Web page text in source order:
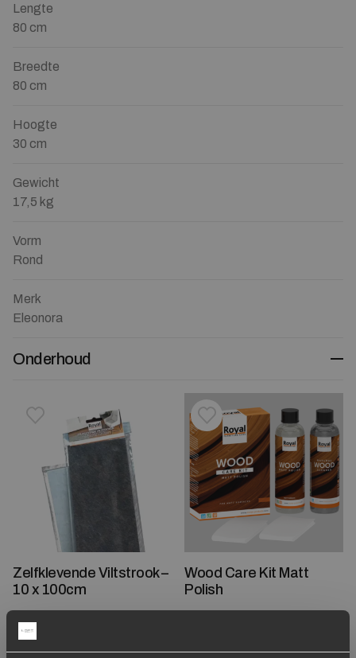
Lengte
80 cm
Breedte
80 cm
Hoogte
30 cm
Gewicht
17,5 kg
Vorm
Rond
Merk
Eleonora
Onderhoud
Toevoegen aan verlanglijstje
Verwijderen van verlanglijst
Zelfklevende Viltstrook –
10 x 100cm
9,95
Toevoegen aan
Verwijderen van verlanglijst
Wood Care Kit Matt
Polish